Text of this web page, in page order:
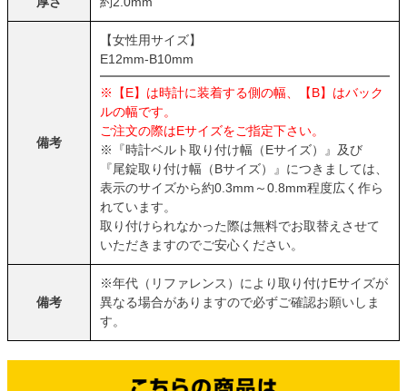
備考
【女性用サイズ】
E12mm-B10mm
※【E】は時計に装着する側の幅、【B】はバック
ルの幅です。
ご注文の際はEサイズをご指定下さい。
※『時計ベルト取り付け幅（Eサイズ）』及び
『尾錠取り付け幅（Bサイズ）』につきましては、
表示のサイズから約0.3mm～0.8mm程度広く作ら
れています。
取り付けられなかった際は無料でお取替えさせて
いただきますのでご安心ください。
備考
※年代（リファレンス）により取り付けEサイズが
異なる場合がありますので必ずご確認お願いしま
す。